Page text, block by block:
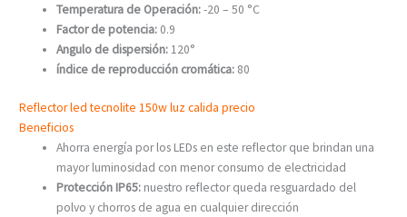
Temperatura de Operación:-20 – 50 °C
Factor de potencia: 0.9
Angulo de dispersión: 120°
índice de reproducción cromática: 80
Reflector led tecnolite 150w luz calida precio
Beneficios
Ahorra energía por los LEDs en este reflector que brindan una
mayor luminosidad con menor consumo de electricidad
Protección IP65: nuestro reflector queda resguardado del
polvo y chorros de agua en cualquier dirección